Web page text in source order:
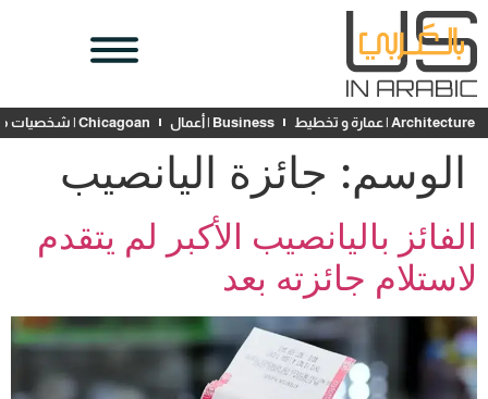
Architecture | عمارة و تخطيط Business | أعمال Chicagoan | شخصيات محلية
الوسم: جائزة اليانصيب
الفائز باليانصيب الأكبر لم يتقدم
لاستلام جائزته بعد